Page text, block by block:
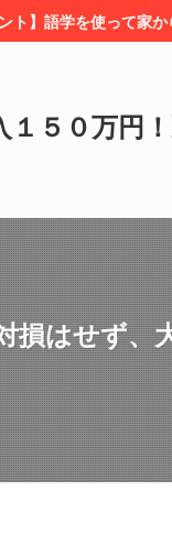
ト】語学を使って家
５０万円
損はせず、